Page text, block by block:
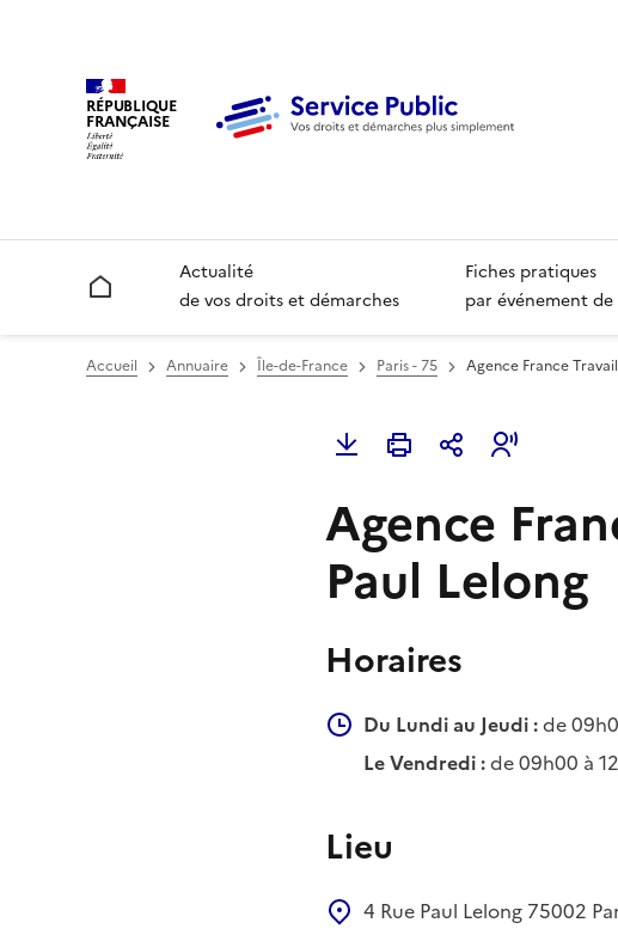
RÉPUBLIQUE
FRANÇAISE
Accueil
Actualité
de vos droits et démarches
Fiches pratiques
par événement de
Accueil Annuaire Île-de-France Paris - 75 Agence France
Agence
Paul Lelong
Horaires
Du Lundi au Jeudi :de
Le Vendredi :de 09h00 à
Lieu
4 Rue Paul Lelong 75002